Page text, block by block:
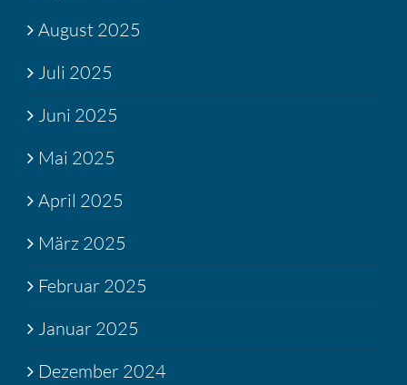
August 2025
Juli 2025
Juni 2025
Mai 2025
April 2025
März 2025
Februar 2025
Januar 2025
Dezember 2024